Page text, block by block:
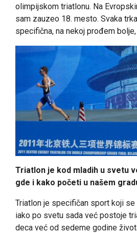
olimpijskom triatlonu. Na
sam zauzeo 18. mesto. Svaka
specifična, na nekoj prođem
Triatlon je kod mladih u svetu
gde i kako početi u našem
Triatlon je specifičan sport koji se
iako po svetu sada već postoje
deca već od sedeme godine